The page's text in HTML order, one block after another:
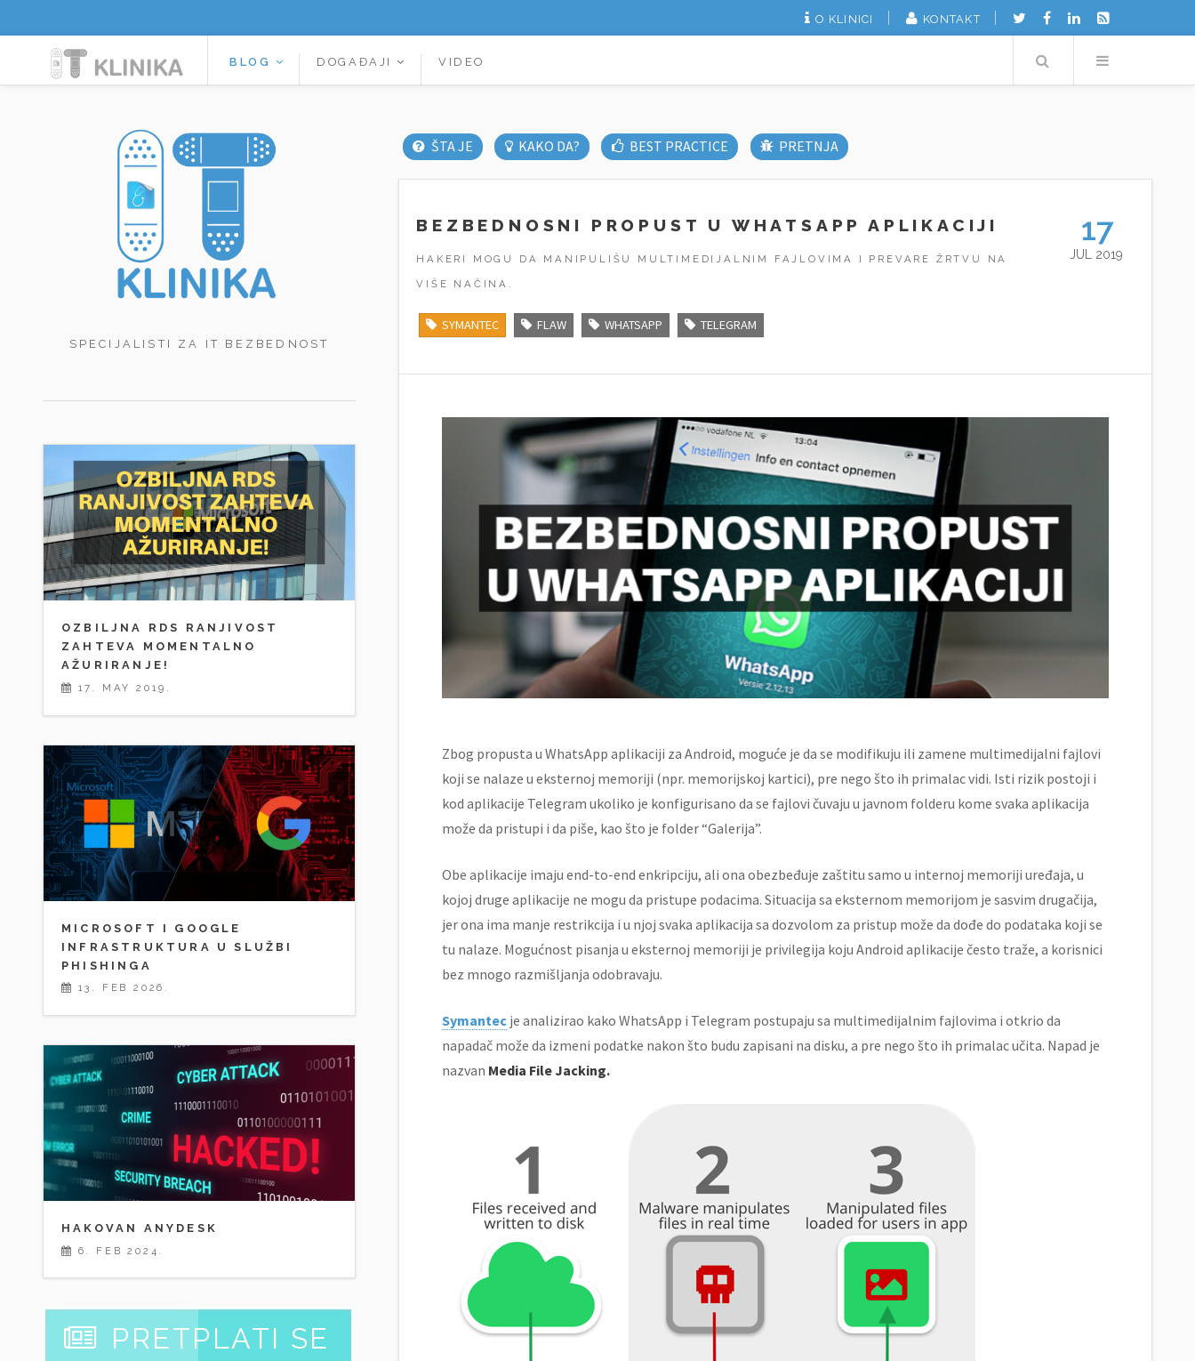
O KLINICI KONTAKT
BLOG DOGAĐAJI VIDEO Search
ŠTA JE KAKO DA? BEST PRACTICE PRETNJA
BEZBEDNOSNI PROPUST U WHATSAPP APLIKACIJI
HAKERI MOGU DA MANIPULIŠU MULTIMEDIJALNIM FAJLOVIMA I PREVARE ŽRTVU NA
VIŠE NAČINA.
SYMANTEC FLAW WHATSAPP TELEGRAM
17
JUL 2019
Zbog propusta u WhatsApp aplikaciji za Android, moguće je da se modifikuju ili zamene multimedijalni fajlovi
koji se nalaze u eksternoj memoriji (npr. memorijskoj kartici), pre nego što ih primalac vidi. Isti rizik postoji i
kod aplikacije Telegram ukoliko je konfigurisano da se fajlovi čuvaju u javnom folderu kome svaka aplikacija
može da pristupi i da piše, kao što je folder “Galerija”.
Obe aplikacije imaju end-to-end enkripciju, ali ona obezbeđuje zaštitu samo u internoj memoriji uređaja, u
kojoj druge aplikacije ne mogu da pristupe podacima. Situacija sa eksternom memorijom je sasvim drugačija,
jer ona ima manje restrikcija i u njoj svaka aplikacija sa dozvolom za pristup može da dođe do podataka koji se
tu nalaze. Mogućnost pisanja u eksternoj memoriji je privilegija koju Android aplikacije često traže, a korisnici
bez mnogo razmišljanja odobravaju.
Symantec je analizirao kako WhatsApp i Telegram postupaju sa multimedijalnim fajlovima i otkrio da
napadač može da izmeni podatke nakon što budu zapisani na disku, a pre nego što ih primalac učita. Napad je
nazvan Media File Jacking.
SPECIJALISTI ZA IT BEZBEDNOST
OZBILJNA RDS RANJIVOST
ZAHTEVA MOMENTALNO
AŽURIRANJE!
17. MAY 2019.
MICROSOFT I GOOGLE
INFRASTRUKTURA U SLUŽBI
PHISHINGA
13. FEB 2026.
HAKOVAN ANYDESK
6. FEB 2024.
PRETPLATI SE